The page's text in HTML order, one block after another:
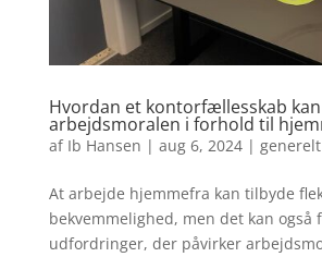
Hvordan et kontorfællesskab
arbejdsmoralen i forhold til
af Ib Hansen | aug 6, 2024| generelt
At arbejde hjemmefra kan tilbyde
bekvemmelighed, men det kan også
udfordringer, der påvirker